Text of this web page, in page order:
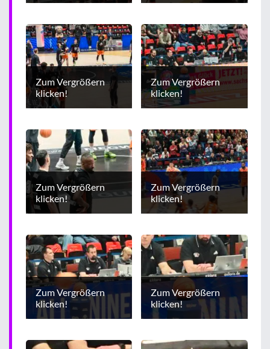
Zum Vergrößern
klicken!
Zum Vergrößern
klicken!
Zum Vergrößern
klicken!
Zum Vergrößern
klicken!
Zum Vergrößern
klicken!
Zum Vergrößern
klicken!